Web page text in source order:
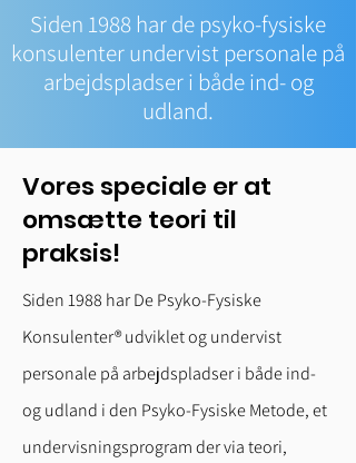
Siden 1988 har de psyko-fysiske
konsulenter undervist personale på
arbejdspladser i både ind- og
udland.
Vores speciale er at
omsætte teori til
praksis!
Siden 1988 har De Psyko-Fysiske
Konsulenter® udviklet og undervist
personale på arbejdspladser i både ind-
og udland i den Psyko-Fysiske Metode, et
undervisningsprogram der via teori,